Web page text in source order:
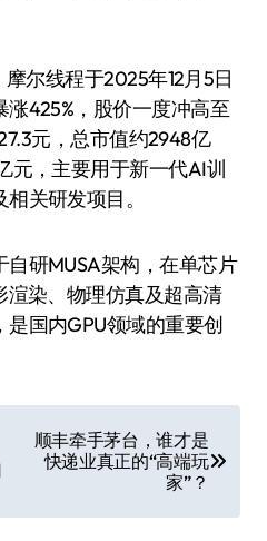
尔线程于2025年12月5日
425%，股价一度冲高至
元，总市值约2948亿
元，主要用于新一代AI训
关研发项目。
研MUSA架构，在单芯片
染、物理仿真及超高清
国内GPU领域的重要创
顺丰牵手茅台，谁才是
快递业真正的“高端玩
家”？